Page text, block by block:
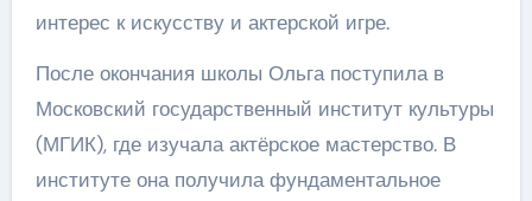
интерес к искусству и актерской игре.
После окончания школы Ольга поступила в
Московский государственный институт культуры
(МГИК), где изучала актёрское мастерство. В
институте она получила фундаментальное